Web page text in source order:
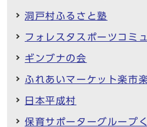
洞戸村ふるさと塾
フォレスタスポーツコミ
ギンブナの会
ふれあいマーケット楽市
日本平成村
保育サポーターグループ